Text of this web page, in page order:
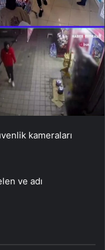
kameraları
ve adı